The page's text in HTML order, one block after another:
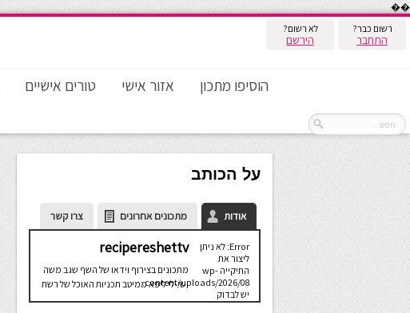
��
רשום כבר?
התחבר
לא רשום?
הירשם
הוסיפו מתכון אזור אישי טורים אישיים
על הכותב
אודות מתכונים אחרונים צרו קשר
Error: לא ניתן
ליצור את
התיקייה wp-
content/uploads/2026/08.
יש לבדוק
שתיקיית האב
recipereshettv
מתכונים בצירוף וידאו של השף שגב משה
ושי-לי ליפא ממיטב תכניות האוכל של רשת